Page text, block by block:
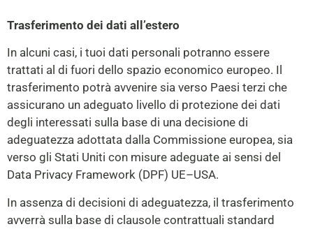
Trasferimento dei dati all’estero
In alcuni casi, i tuoi dati personali potranno essere
trattati al di fuori dello spazio economico europeo. Il
trasferimento potrà avvenire sia verso Paesi terzi che
assicurano un adeguato livello di protezione dei dati
degli interessati sulla base di una decisione di
adeguatezza adottata dalla Commissione europea, sia
verso gli Stati Uniti con misure adeguate ai sensi del
Data Privacy Framework (DPF) UE–USA.
In assenza di decisioni di adeguatezza, il trasferimento
avverrà sulla base di clausole contrattuali standard